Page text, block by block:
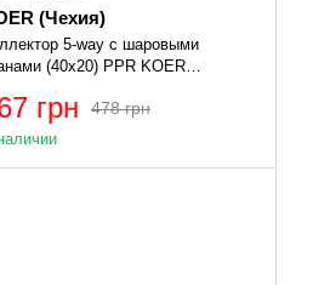
(Чехия)
5-way с шаровыми
(40x20) PPR KOER
478 грн
грн